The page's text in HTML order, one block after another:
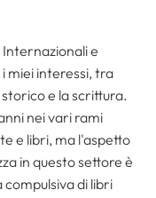
e
miei interessi, tra
e la scrittura.
nei vari rami
e libri, ma l'aspetto
in questo settore è
compulsiva di libri